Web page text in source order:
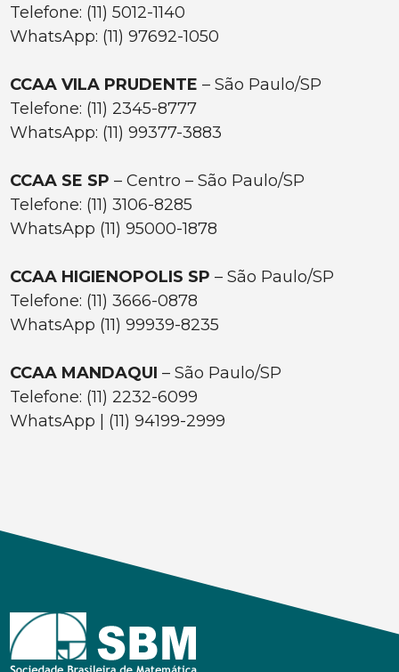
Telefone: (11) 5012-1140
WhatsApp: (11) 97692-1050
CCAA VILA PRUDENTE – São Paulo/SP
Telefone: (11) 2345-8777
WhatsApp: (11) 99377-3883
CCAA SE SP – Centro – São Paulo/SP
Telefone: (11) 3106-8285
WhatsApp (11) 95000-1878
CCAA HIGIENOPOLIS SP – São Paulo/SP
Telefone: (11) 3666-0878
WhatsApp (11) 99939-8235
CCAA MANDAQUI – São Paulo/SP
Telefone: (11) 2232-6099
WhatsApp | (11) 94199-2999